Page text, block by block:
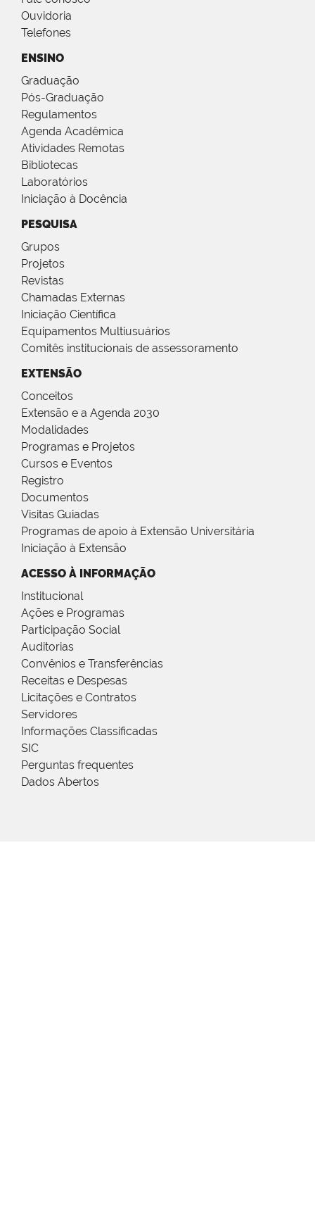
Ouvidoria
Telefones
ENSINO
Graduação
Pós-Graduação
Regulamentos
Agenda Acadêmica
Atividades Remotas
Bibliotecas
Laboratórios
Iniciação à Docência
PESQUISA
Grupos
Projetos
Revistas
Chamadas Externas
Iniciação Científica
Equipamentos Multiusuários
Comitês institucionais de assessoramento
EXTENSÃO
Conceitos
Extensão e a Agenda 2030
Modalidades
Programas e Projetos
Cursos e Eventos
Registro
Documentos
Visitas Guiadas
Programas de apoio à Extensão Universitária
Iniciação à Extensão
ACESSO À INFORMAÇÃO
Institucional
Ações e Programas
Participação Social
Auditorias
Convênios e Transferências
Receitas e Despesas
Licitações e Contratos
Servidores
Informações Classificadas
SIC
Perguntas frequentes
Dados Abertos